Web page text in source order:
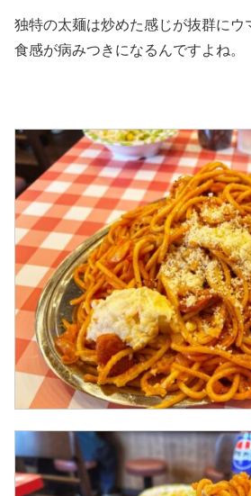
独特の太麺は炒めた感じが抜群にウ
食感が病みつきになるんですよね。